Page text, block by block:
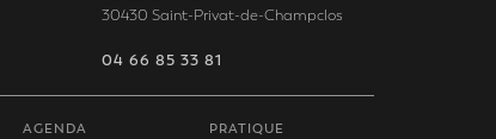
30430 Saint-Privat-de-Champclos
04 66 85 33 81
AGENDA
PRATIQUE